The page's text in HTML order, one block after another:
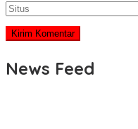
News Feed